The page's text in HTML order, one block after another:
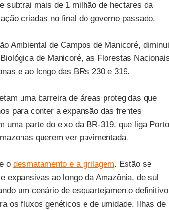
subtrai mais de 1 milhão de hectares da
criadas no final do governo passado.
Ambiental de Campos de Manicoré,
de Manicoré, as Florestas Nacionais
e ao longo das BRs 230 e 319.
uma barreira de áreas protegidas que
para conter a expansão das frentes
uma parte do eixo da BR-319, que liga Porto
querem ver pavimentada.
o desmatamento e a grilagem. Estão se
expansivas ao longo da Amazônia, de sul
um cenário de esquartejamento definitivo
os fluxos genéticos e de umidade. Ilhas de